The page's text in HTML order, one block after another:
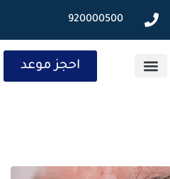
920000500
احجز موعد